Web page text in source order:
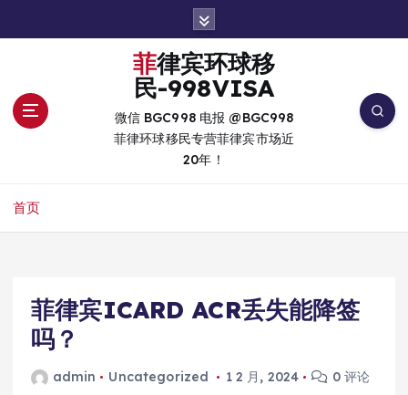
菲律宾环球移
民-998VISA
微信 BGC998 电报 @BGC998
菲律环球移民专营菲律宾市场近
20年！
首页
菲律宾ICARD ACR丢失能降签
吗？
admin Uncategorized 1 2 月, 2024 0 评论